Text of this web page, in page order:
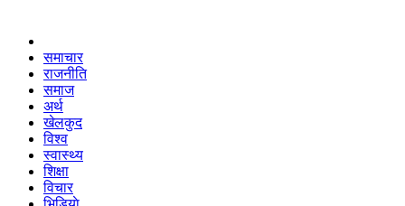
समाचार
राजनीति
समाज
अर्थ
खेलकुद
विश्व
स्वास्थ्य
शिक्षा
विचार